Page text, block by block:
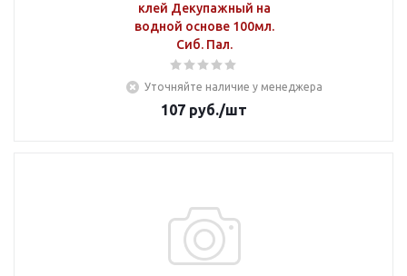
клей Декупажный на
водной основе 100мл.
Сиб. Пал.
Уточняйте наличие у менеджера
107 руб./шт